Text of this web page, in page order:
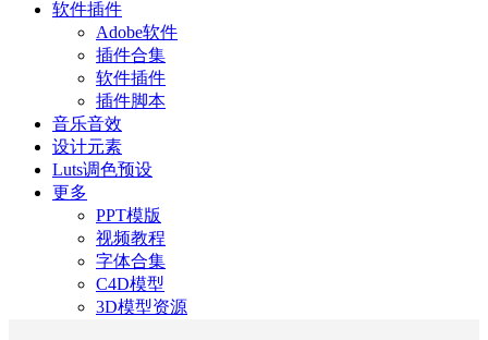
软件插件
Adobe软件
插件合集
软件插件
插件脚本
音乐音效
设计元素
Luts调色预设
更多
PPT模版
视频教程
字体合集
C4D模型
3D模型资源